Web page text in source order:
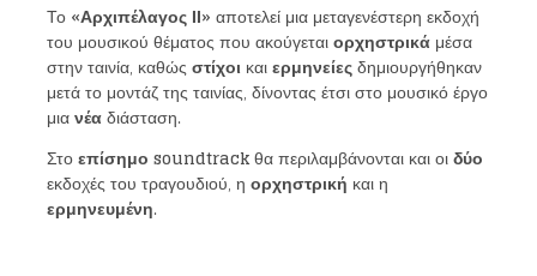
Το «Αρχιπέλαγος ΙΙ» αποτελεί μια μεταγενέστερη εκδοχή
του μουσικού θέματος που ακούγεταιορχηστρικάμέσα
στην ταινία, καθώςστίχοικαιερμηνείεςδημιουργήθηκαν
μετά το μοντάζ της ταινίας, δίνοντας έτσι στο μουσικό έργο
μιανέαδιάσταση.
Στοεπίσημο soundtrackθα περιλαμβάνονται και οιδύο
εκδοχές του τραγουδιού, η ορχηστρική και η
ερμηνευμένη.